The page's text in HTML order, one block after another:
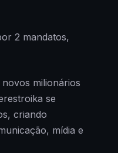
2 mandatos,
milionários
se
criando
mídia e